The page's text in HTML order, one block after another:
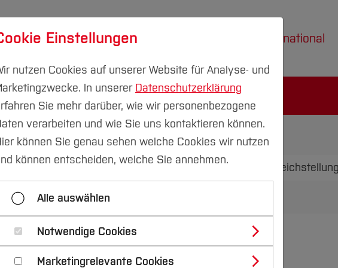
Forschung & Transfer International
Zentrales Gleichstellungsteam
Gleichstellungsbeauftragte der Fachbereiche
Einstellungen
nutzen Cookies auf unserer Website für Analyse- und
In unserer Datenschutzerklärung
Sie mehr darüber, wie wir personenbezogene
verarbeiten und wie Sie uns kontaktieren können.
können Sie genau sehen welche Cookies wir nutzen
können entscheiden, welche Sie annehmen.
Alle auswählen
Notwendige Cookies
Marketingrelevante Cookies